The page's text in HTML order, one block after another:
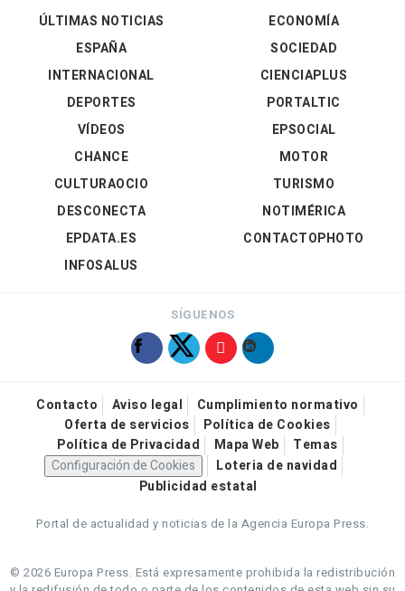
ÚLTIMAS NOTICIAS
ESPAÑA
INTERNACIONAL
DEPORTES
VÍDEOS
ECONOMÍA
SOCIEDAD
CIENCIAPLUS
PORTALTIC
EPSOCIAL
CHANCE
CULTURAOCIO
DESCONECTA
EPDATA.ES
INFOSALUS
MOTOR
TURISMO
NOTIMÉRICA
CONTACTOPHOTO
SÍGUENOS
Contacto Aviso legal
Cumplimiento normativo
Oferta de servicios
Política de Cookies
Política de Privacidad
Mapa Web
Temas
Configuración de Cookies
Loteria de navidad
Publicidad estatal
Portal de actualidad y noticias de la Agencia Europa Press.
© 2026 Europa Press. Está expresamente prohibida la redistribución